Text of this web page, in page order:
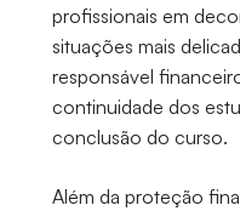
profissionais em
situações mais
responsável
continuidade dos
conclusão do curso.
Além da proteção